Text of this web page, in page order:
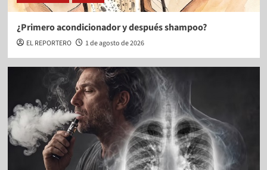
¿Primero acondicionador y después shampoo?
EL REPORTERO 1 de agosto de 2026